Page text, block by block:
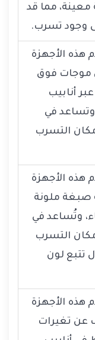
مما قد
وجود تسرب.
هذه الأجهزة
موجات فوق
أنابيب
وتساعد في
التسرب
هذه الأجهزة
صبغة ملونة
وتُساعد في
التسرب
تتبع لون
هذه الأجهزة
عن تغيرات